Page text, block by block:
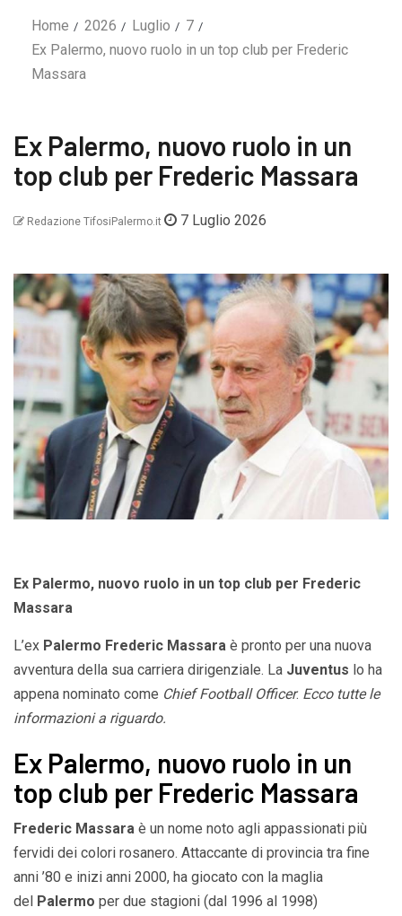
Home 2026 Luglio
7
Ex Palermo, nuovo ruolo in un top club per Frederic
Massara
Ex Palermo, nuovo ruolo in un
top club per Frederic Massara
Redazione TifosiPalermo.it 7 Luglio 2026
Ex Palermo, nuovo ruolo in un top club per Frederic
Massara
L’ex Palermo Frederic Massara è pronto per una nuova
avventura della sua carriera dirigenziale. La Juventus lo ha
appena nominato come Chief Football Officer. Ecco tutte le
informazioni a riguardo.
Ex Palermo, nuovo ruolo in un
top club per Frederic Massara
Frederic Massara è un nome noto agli appassionati più
fervidi dei colori rosanero. Attaccante di provincia tra fine
anni ’80 e inizi anni 2000, ha giocato con la maglia
del
Palermo per due stagioni (dal 1996 al 1998)